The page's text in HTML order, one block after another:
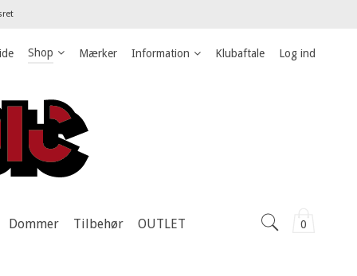
Shop Mærker Information Klubaftale Log ind
0
Dommer Tilbehør
OUTLET